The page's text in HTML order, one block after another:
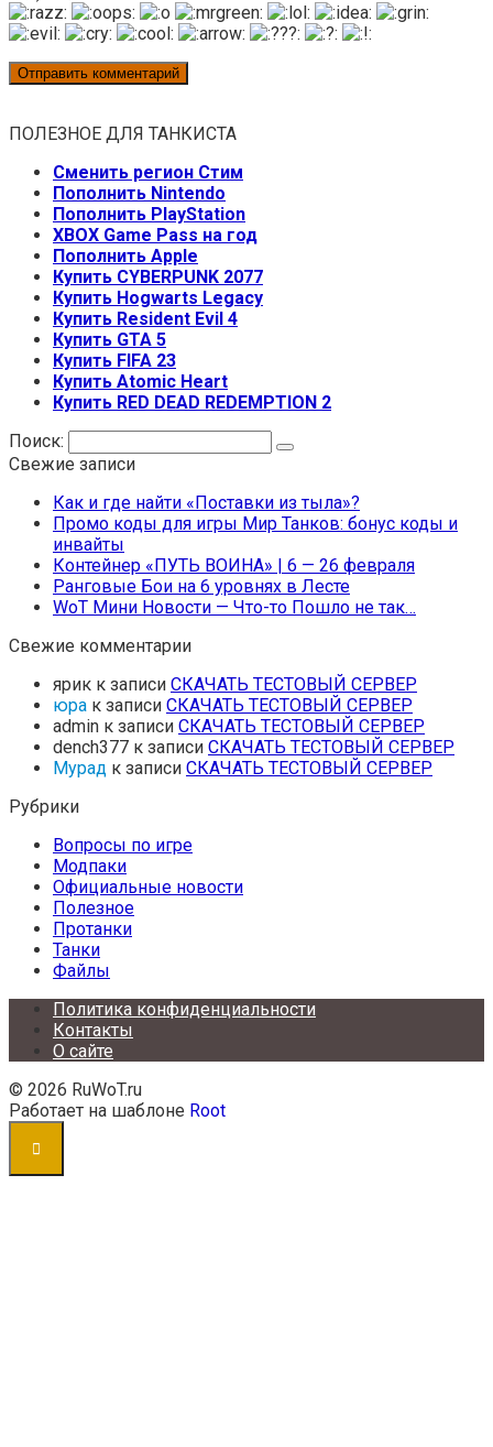
ПОЛЕЗНОЕ ДЛЯ ТАНКИСТА
Сменить регион Стим
Пополнить Nintendo
Пополнить PlayStation
XBOX Game Pass на год
Пополнить Apple
Купить CYBERPUNK 2077
Купить Hogwarts Legacy
Купить Resident Evil 4
Купить GTA 5
Купить FIFA 23
Купить Atomic Heart
Купить RED DEAD REDEMPTION 2
Поиск:
Свежие записи
Как и где найти «Поставки из тыла»?
Промо коды для игры Мир Танков: бонус коды и
инвайты
Контейнер «ПУТЬ ВОИНА» | 6 — 26 февраля
Ранговые Бои на 6 уровнях в Лесте
WoT Мини Новости — Что-то Пошло не так…
Свежие комментарии
ярик к записи СКАЧАТЬ ТЕСТОВЫЙ СЕРВЕР
юра к записи СКАЧАТЬ ТЕСТОВЫЙ СЕРВЕР
admin к записи СКАЧАТЬ ТЕСТОВЫЙ СЕРВЕР
dench377 к записи СКАЧАТЬ ТЕСТОВЫЙ СЕРВЕР
Мурад к записи СКАЧАТЬ ТЕСТОВЫЙ СЕРВЕР
Рубрики
Вопросы по игре
Модпаки
Официальные новости
Полезное
Протанки
Танки
Файлы
Политика конфиденциальности
Контакты
О сайте
© 2026 RuWoT.ru
Работает на шаблоне Root